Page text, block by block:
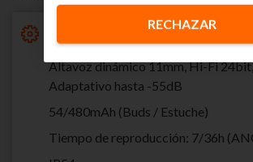
Características Generales
Altavoz dinámico 11mm, Hi-Fi
Adaptativo hasta -55dB
54/480mAh (Buds / Estuche)
Tiempo de reproducción: 7/36h
RECHAZAR